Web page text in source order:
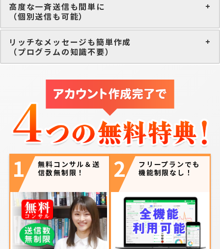
高度な一斉送信も間単に
（個別送信も可能）
リッチなメッセージも簡単作成
（プログラムの知識不要）
1
無料コンサル＆送
信数無制限！
2
フリープランでも
機能制限なし！